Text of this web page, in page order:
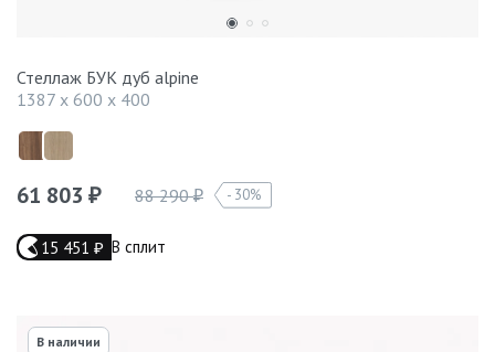
Стеллаж БУК дуб alpine
1387 x 600 x 400
61 803 ₽ 88 290₽ 30%
15 451 ₽ В сплит
В наличии